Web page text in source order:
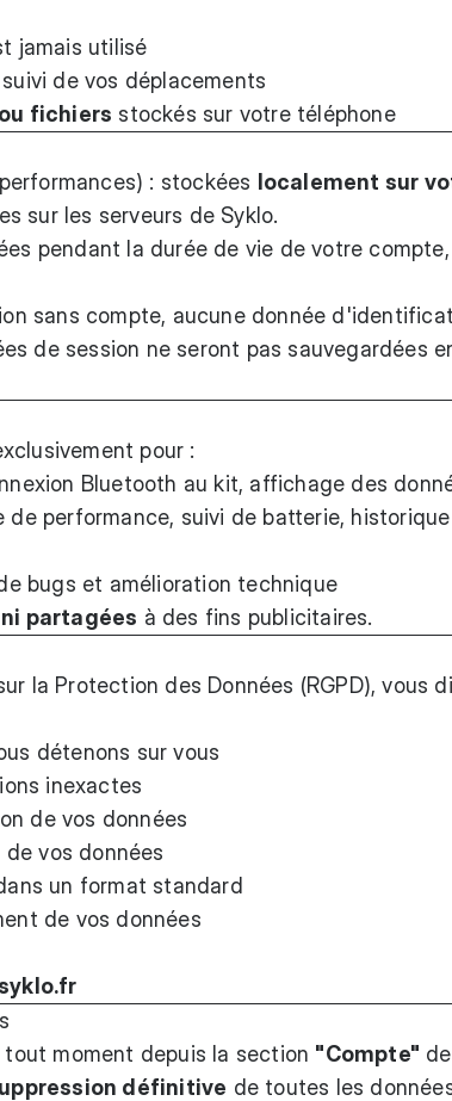
jamais utilisé
de vos déplacements
fichiers stockés sur votre téléphone
: stockées
localement sur
sur les serveurs de Syklo.
pendant la durée de vie de votre
sans compte, aucune donnée
de session ne seront pas sauvegardées
pour :
Bluetooth au kit, affichage des
performance, suivi de batterie,
bugs et amélioration technique
partagées à des fins publicitaires.
la Protection des Données (RGPD), vous
détenons sur vous
inexactes
de vos données
vos données
un format standard
de vos données
moment depuis la section "Compte" de
définitive de toutes les